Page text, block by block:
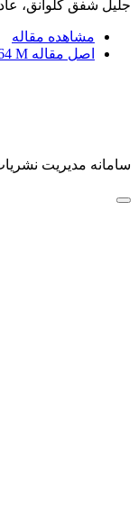
جلیل شفق کلوانق،
مشاهده مقاله
اصل مقاله M
سامانه مدیریت